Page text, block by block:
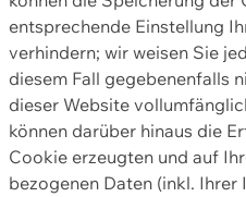
entsprechende Einstellung
verhindern; wir weisen Sie
diesem Fall gegebenenfalls
dieser Website
können darüber hinaus die
Cookie erzeugten und auf
bezogenen Daten (inkl. Ihrer